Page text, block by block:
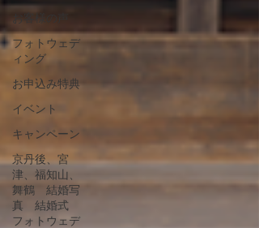
お客様の声
フォトウェデ
ィング
お申込み特典
イベント
キャンペーン
京丹後、宮
津、福知山、
舞鶴 結婚写
真 結婚式
フォトウェデ